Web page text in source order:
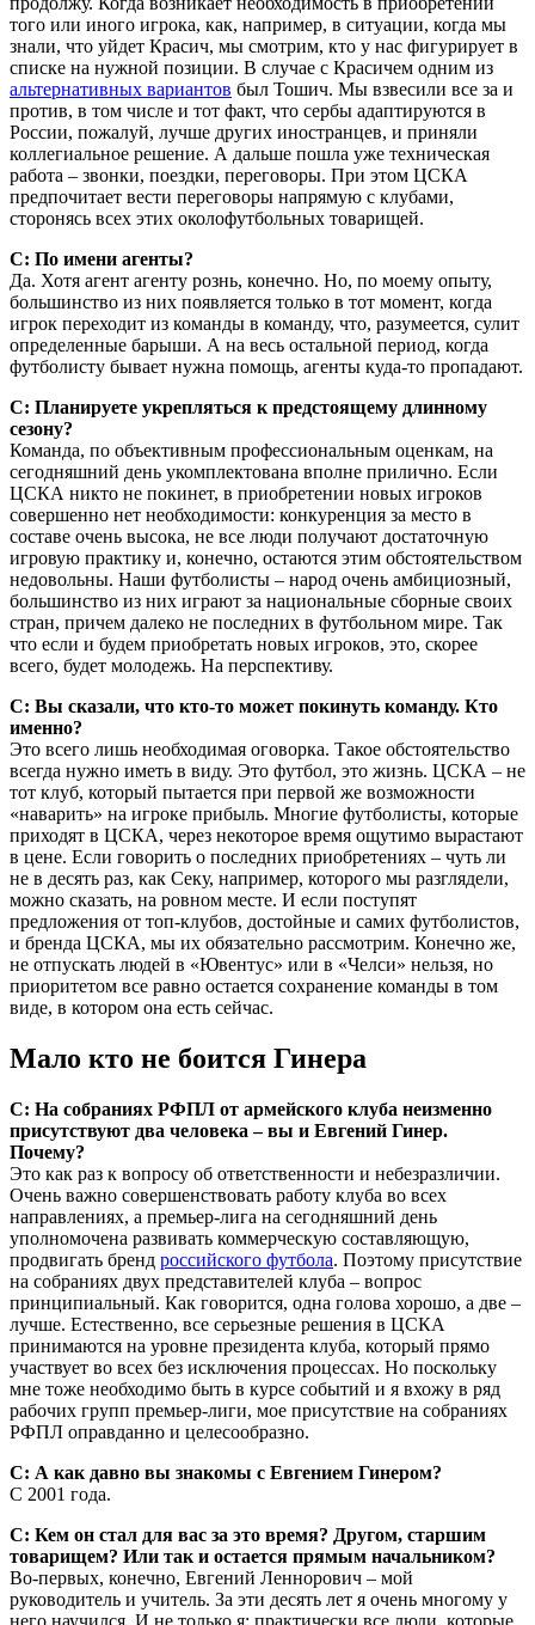
того или иного игрока, как, например, в ситуации, когда мы
знали, что уйдет Красич, мы смотрим, кто у нас фигурирует в
списке на нужной позиции. В случае с Красичем одним из
альтернативных вариантов был Тошич. Мы взвесили все за и
против, в том числе и тот факт, что сербы адаптируются в
России, пожалуй, лучше других иностранцев, и при­няли
коллегиальное решение. А дальше пошла уже техническая
работа – звонки, поездки, переговоры. При этом ЦСКА
предпочитает вести переговоры напрямую с клубами,
сторонясь всех этих околофутбольных товарищей.
С: По имени агенты?
Да. Хотя агент агенту рознь, конечно. Но, по моему опыту,
большинство из них появляется только в тот момент, когда
игрок переходит из команды в команду, что, разумеется, сулит
определенные барыши. А на весь остальной период, когда
футболисту бывает нужна помощь, агенты куда-то пропадают.
С: Планируете укрепляться к предстоящему длинному
сезону?
Команда, по объективным профессиональным оценкам, на
сегодняшний день укомплектована вполне прилично. Если
ЦСКА никто не покинет, в приобретении новых игроков
совершенно нет необходимости: конкуренция за место в
составе очень высока, не все люди получают достаточную
игровую практику и, конечно, остаются этим обстоятельством
недовольны. Наши футболисты – народ очень амбициозный,
большинство из них играют за национальные сборные своих
стран, причем далеко не последних в футбольном мире. Так
что если и будем приобретать новых игроков, это, скорее
всего, будет молодежь. На перспективу.
С: Вы сказали, что кто-то может покинуть команду. Кто
именно?
Это всего лишь необходимая оговорка. Такое обстоятельство
всегда нужно иметь в виду. Это футбол, это жизнь. ЦСКА – не
тот клуб, который пытается при первой же возможности
«наварить» на игроке прибыль. Многие футболисты, которые
приходят в ЦСКА, через некоторое время ощутимо вырастают
в цене. Если говорить о последних приобретениях – чуть ли
не в десять раз, как Секу, например, которого мы разглядели,
можно сказать, на ровном месте. И если поступят
предложения от топ-клубов, достойные и самих футболистов,
и бренда ЦСКА, мы их обязательно рассмотрим. Конечно же,
не отпускать людей в «Ювентус» или в «Челси» нельзя, но
приоритетом все равно остается сохранение команды в том
виде, в котором она есть сейчас.
Мало кто не боится Гинера
С: На собраниях РФПЛ от армейского клуба неизменно
присутствуют два человека – вы и Евгений Гинер.
Почему?
Это как раз к вопросу об ответственности и небезразличии.
Очень важно совершенствовать работу клуба во всех
направлениях, а премьер-лига на сегодняшний день
уполномочена развивать коммерческую составляющую,
продвигать бренд российского футбола. Поэтому присутствие
на собраниях двух представителей клуба – вопрос
принципиальный. Как говорится, одна голова хорошо, а две –
лучше. Естественно, все серьезные решения в ЦСКА
принимаются на уровне президента клуба, который прямо
участвует во всех без исключения процессах. Но поскольку
мне тоже необходимо быть в курсе событий и я вхожу в ряд
рабочих групп премьер-лиги, мое присутствие на собраниях
РФПЛ оправданно и целесо­образно.
С: А как давно вы знакомы с Евгением Гинером?
С 2001 года.
С: Кем он стал для вас за это время? Другом, старшим
товарищем? Или так и остается прямым начальником?
Во-первых, конечно, Евгений Леннорович – мой
руководитель и учитель. За эти десять лет я очень многому у
него научился. И не только я: практически все люди, которые